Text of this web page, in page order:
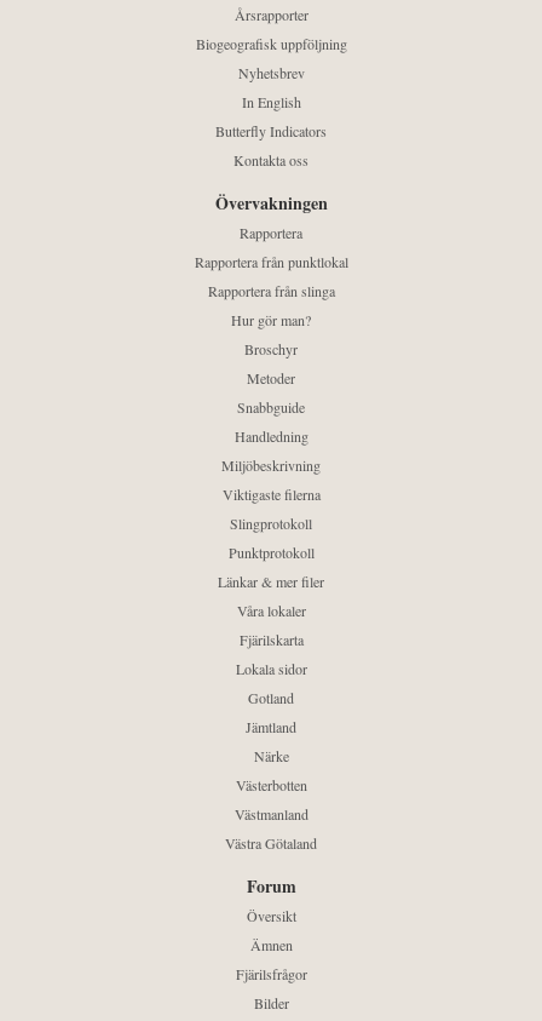
Årsrapporter
Biogeografisk uppföljning
Nyhetsbrev
In English
Butterfly Indicators
Kontakta oss
Övervakningen
Rapportera
Rapportera från punktlokal
Rapportera från slinga
Hur gör man?
Broschyr
Metoder
Snabbguide
Handledning
Miljöbeskrivning
Viktigaste filerna
Slingprotokoll
Punktprotokoll
Länkar & mer filer
Våra lokaler
Fjärilskarta
Lokala sidor
Gotland
Jämtland
Närke
Västerbotten
Västmanland
Västra Götaland
Forum
Översikt
Ämnen
Fjärilsfrågor
Bilder